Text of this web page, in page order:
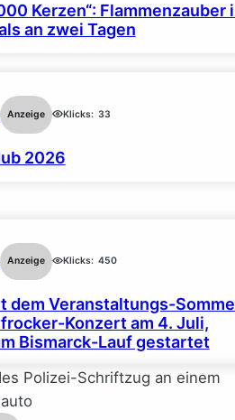
Kerzen“: Flammenzauber
an zwei Tagen
Anzeige Klicks: 33
2026
Anzeige Klicks: 450
dem Veranstaltungs-
Konzert am 4. Juli,
Bismarck-Lauf gestartet